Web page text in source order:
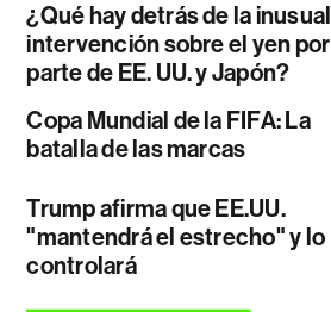
¿Qué hay detrás de la inusual
intervención sobre el yen por
parte de EE. UU. y Japón?
Copa Mundial de la FIFA: La
batalla de las marcas
Trump afirma que EE.UU.
"mantendrá el estrecho" y lo
controlará